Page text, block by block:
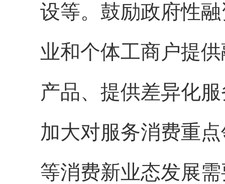
设等。鼓励政府性
业和个体工商户提
产品、提供差异化
加大对服务消费重
等消费新业态发展